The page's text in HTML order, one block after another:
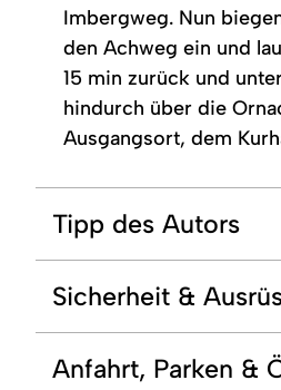
Imbergweg. Nun
den Achweg ein und
15 min zurück und
hindurch über die
Ausgangsort, dem
Tipp des Autors
Sicherheit &
Anfahrt, Parken &